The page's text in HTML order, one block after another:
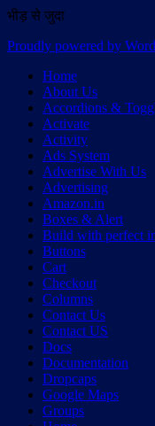
भीड़ से जुदा
Proudly powered by
Home
About Us
Accordions &
Activate
Activity
Ads System
Advertise With Us
Advertising
Amazon.in
Boxes & Alert
Build with perfect
Buttons
Cart
Checkout
Columns
Contact Us
Contact US
Docs
Documentation
Dropcaps
Google Maps
Groups